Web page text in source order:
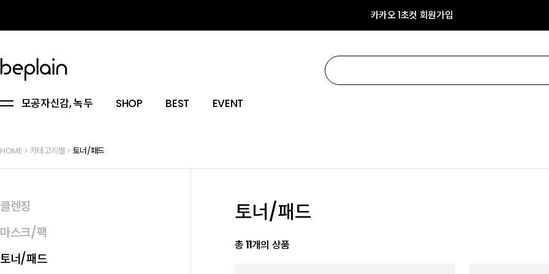
카카오 1초컷 회원가입
모공자신감, 녹두 SHOP BEST EVENT
HOME > 카테고리별 > 토너/패드
클렌징
마스크/팩
토너/패드
토너/패드
총11개의 상품